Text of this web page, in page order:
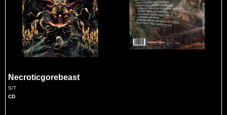
Necroticgorebeast
S/T
CD